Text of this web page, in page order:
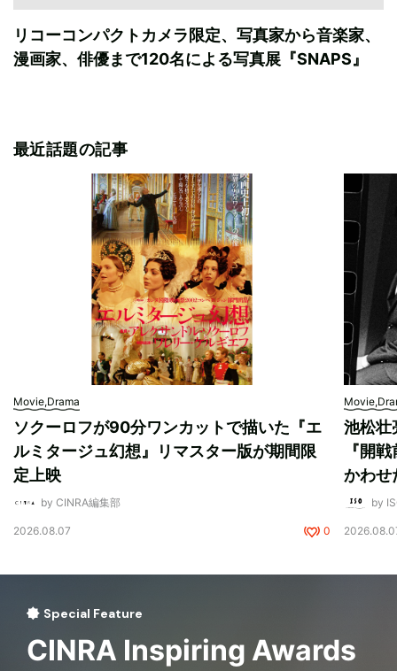
リコーコンパクトカメラ限定、写真家から音楽家、
漫画家、俳優まで120名による写真展『SNAPS』
最近話題の記事
Movie,Drama
ソクーロフが90分ワンカットで描いた『エ
ルミタージュ幻想』リマスター版が期間限
定上映
by CINRA編集部
2026.08.07 0
池松壮
『開
かわせ
by
Special Feature
CINRA Inspiring Awards